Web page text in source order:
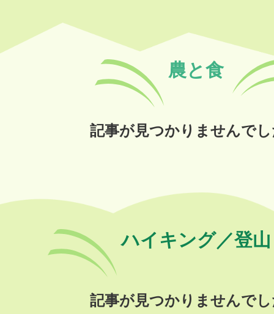
農と食
記事が見つかりませんで
ハイキング／登山
記事が見つかりませんで